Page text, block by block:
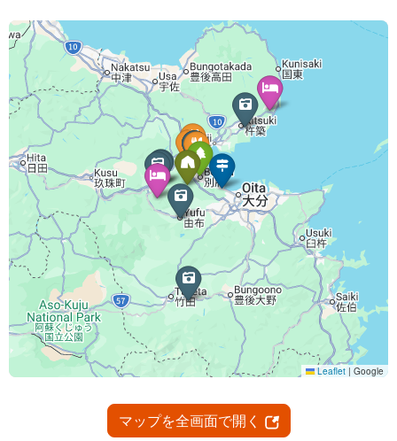
マップを全画面で開く